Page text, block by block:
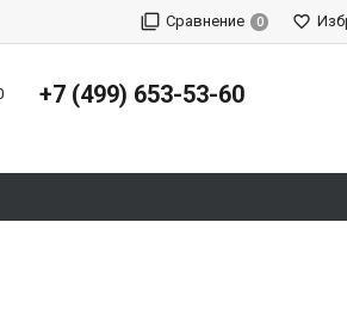
Сравнение 0
+7 (499) 653-53-60